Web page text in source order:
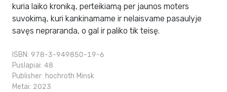
kuria laiko kroniką, perteikiamą per jaunos moters
suvokimą, kuri kankinamame ir nelaisvame pasaulyje
savęs nepraranda, o gal ir paliko tik teisę.
ISBN: 978-3-949850-19-6
Puslapiai: 48
Publisher: hochroth Minsk
Metai: 2023